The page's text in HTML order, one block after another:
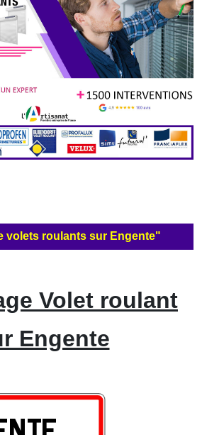
volets roulants sur Engente"
Volet roulant
Engente